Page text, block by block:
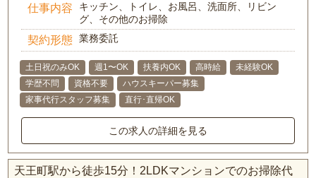
仕事内容
キッチン、トイレ、お風呂、洗面所、リビン
グ、その他のお掃除
契約形態 業務委託
土日祝のみOK 週1〜OK 扶養内OK 高時給
未経験OK
学歴不問
資格不要
ハウスキーパー募集
家事代行スタッフ募集
直行･直帰OK
この求人の詳細を見る
天王町駅から徒歩15分！2LDKマンションでのお掃除代